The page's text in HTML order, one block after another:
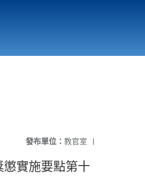
發布單位： 教官室 |
懲實施要點第十